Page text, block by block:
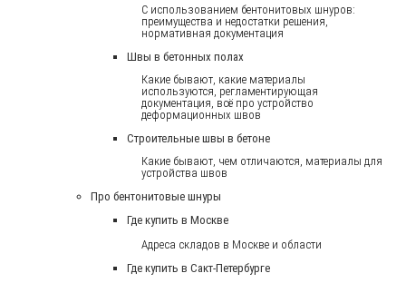
С использованием бентонитовых шнуров:
преимущества и недостатки решения,
нормативная документация
Швы в бетонных полах
Какие бывают, какие материалы
используются, регламентирующая
документация, всё про устройство
деформационных швов
Строительные швы в бетоне
Какие бывают, чем отличаются, материалы для
устройства швов
Про бентонитовые шнуры
Где купить в Москве
Адреса складов в Москве и области
Где купить в Сакт-Петербурге